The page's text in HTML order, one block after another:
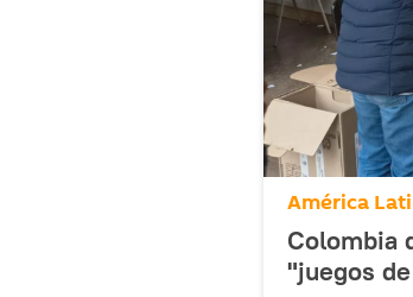
América
Colombia
"juegos